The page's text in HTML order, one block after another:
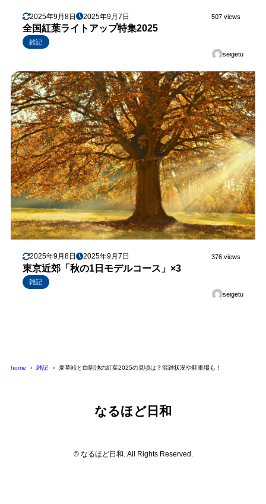
2025年9月8日 2025年9月7日 507 views
全国紅葉ライトアップ特集2025
雑記
seigetu
2025年9月8日 2025年9月7日 376 views
東京近郊「秋の1日モデルコース」×3
雑記
seigetu
home 雑記 麦草峠と白駒池の紅葉2025の見頃は？混雑状況や駐車場も！
なるほど日和
© なるほど日和. All Rights Reserved.